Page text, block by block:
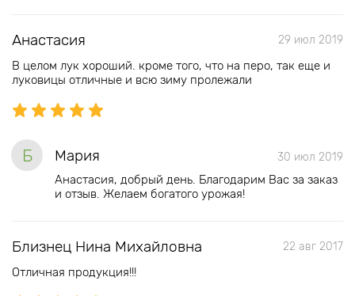
Анастасия 29 июл 2019
В целом лук хороший. кроме того, что на перо, так еще и
луковицы отличные и всю зиму пролежали
Б Мария 30 июл 2019
Анастасия, добрый день. Благодарим Вас за заказ
и отзыв. Желаем богатого урожая!
Близнец Нина Михайловна 22 авг 2017
Отличная продукция!!!